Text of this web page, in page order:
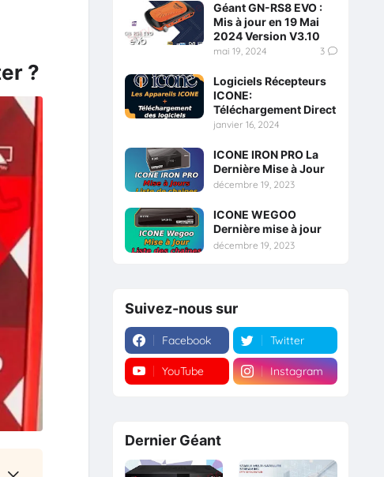
?
Géant GN-RS8 EVO :
Mis à jour en 19 Mai
2024 Version V3.10
mai 19, 2024 3
Logiciels Récepteurs
ICONE:
Téléchargement Direct
janvier 16, 2024
ICONE IRON PRO La
Dernière Mise à Jour
décembre 19, 2023
ICONE WEGOO
Dernière mise à jour
décembre 19, 2023
Suivez-nous sur
Facebook Twitter
YouTube Instagram
Dernier Géant